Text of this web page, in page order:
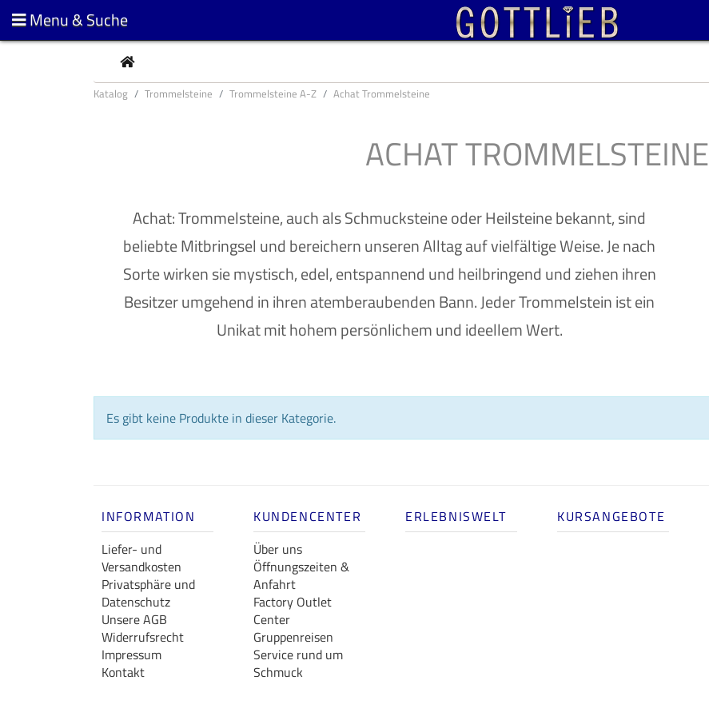
Menu & Suche
CURRENT
Katalog Trommelsteine Trommelsteine A-Z Achat Trommelsteine
ACHAT TROMMELSTEINE
Achat: Trommelsteine, auch als Schmucksteine oder Heilsteine bekannt, sind
beliebte Mitbringsel und bereichern unseren Alltag auf vielfältige Weise. Je nach
Sorte wirken sie mystisch, edel, entspannend und heilbringend und ziehen ihren
Besitzer umgehend in ihren atemberaubenden Bann. Jeder Trommelstein ist ein
Unikat mit hohem persönlichem und ideellem Wert.
Es gibt keine Produkte in dieser Kategorie.
INFORMATION
Liefer- und
Versandkosten
Privatsphäre und
Datenschutz
Unsere AGB
Widerrufsrecht
Impressum
Kontakt
KUNDENCENTER
Über uns
Öffnungszeiten &
Anfahrt
Factory Outlet
Center
Gruppenreisen
Service rund um
Schmuck
ERLEBNISWELT KURSANGEBOTE